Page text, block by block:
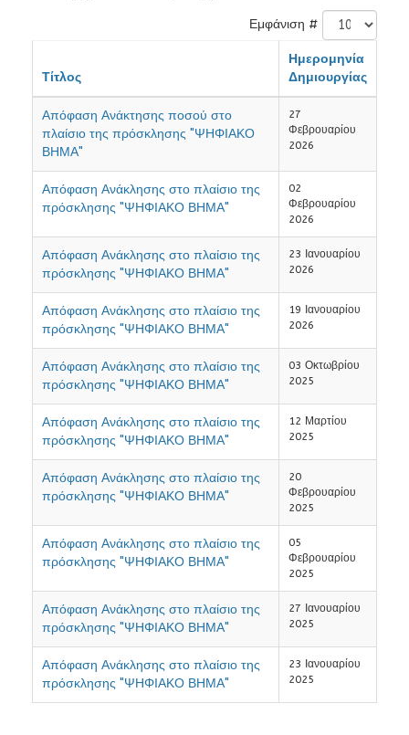
Εμφάνιση #
Τίτλος
Ημερομηνία
Δημιουργίας
Απόφαση Ανάκτησης ποσού στο
πλαίσιο της πρόσκλησης "ΨΗΦΙΑΚΟ
ΒΗΜΑ"
27
Φεβρουαρίου
2026
Απόφαση Ανάκλησης στο πλαίσιο της
πρόσκλησης "ΨΗΦΙΑΚΟ ΒΗΜΑ"
02
Φεβρουαρίου
2026
Απόφαση Ανάκλησης στο πλαίσιο της
πρόσκλησης "ΨΗΦΙΑΚΟ ΒΗΜΑ"
23 Ιανουαρίου
2026
Απόφαση Ανάκλησης στο πλαίσιο της
πρόσκλησης "ΨΗΦΙΑΚΟ ΒΗΜΑ"
19 Ιανουαρίου
2026
Απόφαση Ανάκλησης στο πλαίσιο της
πρόσκλησης "ΨΗΦΙΑΚΟ ΒΗΜΑ"
03 Οκτωβρίου
2025
Απόφαση Ανάκλησης στο πλαίσιο της
πρόσκλησης "ΨΗΦΙΑΚΟ ΒΗΜΑ"
12 Μαρτίου
2025
Απόφαση Ανάκλησης στο πλαίσιο της
πρόσκλησης "ΨΗΦΙΑΚΟ ΒΗΜΑ"
20
Φεβρουαρίου
2025
Απόφαση Ανάκλησης στο πλαίσιο της
πρόσκλησης "ΨΗΦΙΑΚΟ ΒΗΜΑ"
05
Φεβρουαρίου
2025
Απόφαση Ανάκλησης στο πλαίσιο της
πρόσκλησης "ΨΗΦΙΑΚΟ ΒΗΜΑ"
27 Ιανουαρίου
2025
Απόφαση Ανάκλησης στο πλαίσιο της
πρόσκλησης "ΨΗΦΙΑΚΟ ΒΗΜΑ"
23 Ιανουαρίου
2025